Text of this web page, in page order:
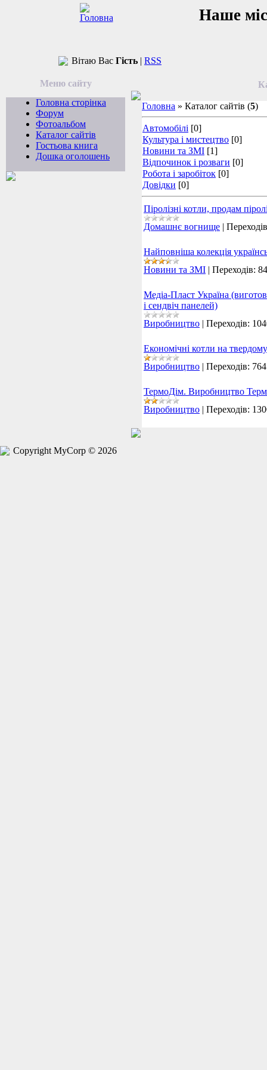
Наше
Вітаю Вас Гість | RSS
Меню сайту
Головна сторінка
Форум
Фотоальбом
Каталог сайтів
Гостьова книга
Дошка оголошень
Головна » Каталог сайтів (5)
Автомобілі [0]
Культура і мистецтво [0]
Новини та ЗМІ [1]
Відпочинок і розваги [0]
Робота і заробіток [0]
Довідки [0]
Піролізні котли, продам
Домашнє вогнище |
Найповніша колекція
Новини та ЗМІ | Переходів:
Медіа-Пласт Україна
і сендвіч панелей)
Виробництво | Переходів:
Економічні котли на
Виробництво | Переходів: 764
ТермоДім. Виробництво
Виробництво | Переходів:
Copyright MyCorp © 2026